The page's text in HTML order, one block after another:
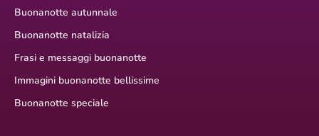
Buonanotte autunnale
Buonanotte natalizia
Frasi e messaggi buonanotte
Immagini buonanotte bellissime
Buonanotte speciale